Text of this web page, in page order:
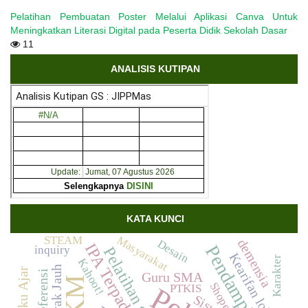
Pelatihan Pembuatan Poster Melalui Aplikasi Canva Untuk
Meningkatkan Literasi Digital pada Peserta Didik Sekolah Dasar
11
ANALISIS KUTIPAN
KATA KUNCI
IPA Terpadu Guru SMA Kearifan lokal
Buku Ajar
demensiaKarakter
Masyarakat
inquiry Desain
STEAM
Kahoot! PTKIS